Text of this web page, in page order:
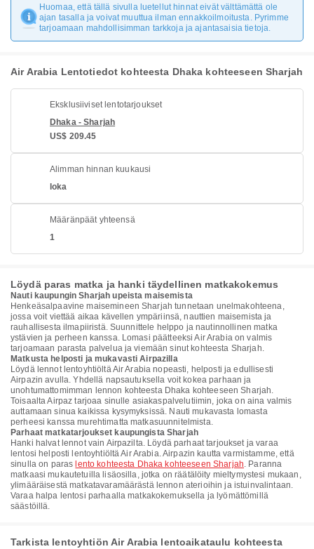
Huomaa, että tällä sivulla luetellut hinnat eivät välttämättä ole
ajan tasalla ja voivat muuttua ilman ennakkoilmoitusta. Pyrimme
tarjoamaan mahdollisimman tarkkoja ja ajantasaisia tietoja.
Air Arabia Lentotiedot kohteesta Dhaka kohteeseen Sharjah
Eksklusiiviset lentotarjoukset
Dhaka - Sharjah
US$ 209.45
Alimman hinnan kuukausi
loka
Määränpäät yhteensä
1
Löydä paras matka ja hanki täydellinen matkakokemus
Nauti kaupungin Sharjah upeista maisemista
Henkeäsalpaavine maisemineen Sharjah tunnetaan unelmakohteena,
jossa voit viettää aikaa kävellen ympäriinsä, nauttien maisemista ja
rauhallisesta ilmapiiristä. Suunnittele helppo ja nautinnollinen matka
ystävien ja perheen kanssa. Lomasi päätteeksi Air Arabia on valmis
tarjoamaan parasta palvelua ja viemään sinut kohteesta Sharjah.
Matkusta helposti ja mukavasti Airpazilla
Löydä lennot lentoyhtiöltä Air Arabia nopeasti, helposti ja edullisesti
Airpazin avulla. Yhdellä napsautuksella voit kokea parhaan ja
unohtumattomimman lennon kohteesta Dhaka kohteeseen Sharjah.
Toisaalta Airpaz tarjoaa sinulle asiakaspalvelutiimin, joka on aina valmis
auttamaan sinua kaikissa kysymyksissä. Nauti mukavasta lomasta
perheesi kanssa murehtimatta matkasuunnitelmista.
Parhaat matkatarjoukset kaupungista Sharjah
Hanki halvat lennot vain Airpazilta. Löydä parhaat tarjoukset ja varaa
lentosi helposti lentoyhtiöltä Air Arabia. Airpazin kautta varmistamme, että
sinulla on paras lento kohteesta Dhaka kohteeseen Sharjah. Paranna
matkaasi mukautetuilla lisäosilla, jotka on räätälöity mieltymystesi mukaan,
ylimääräisestä matkatavaramäärästä lennon aterioihin ja istuinvalintaan.
Varaa halpa lentosi parhaalla matkakokemuksella ja lyömättömillä
säästöillä.
Tarkista lentoyhtiön Air Arabia lentoaikataulu kohteesta